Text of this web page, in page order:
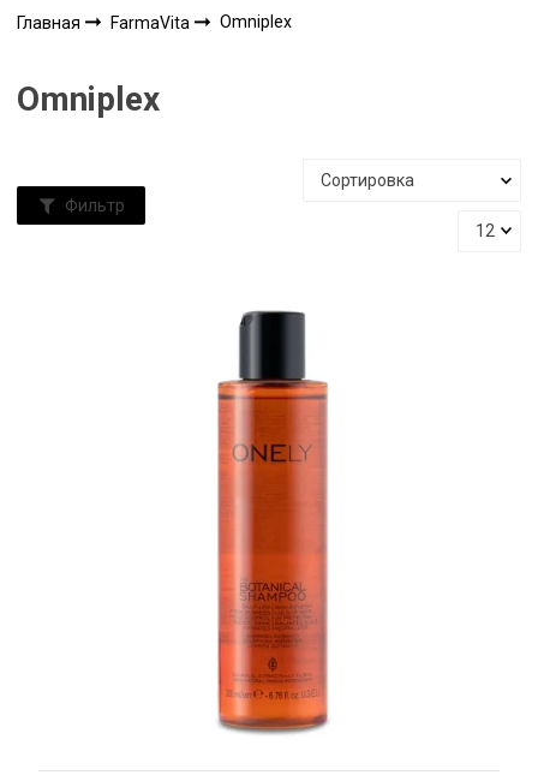
Главная FarmaVita Omniplex
Omniplex
Фильтр